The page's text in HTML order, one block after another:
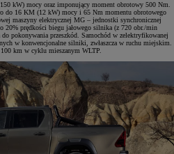
kW) mocy oraz imponujący moment obrotowy 500 Nm.
do 16 KM (12 kW) mocy i 65 Nm momentu obrotowego
maszyny elektrycznej MG – jednostki synchronicznej
20% prędkości biegu jałowego silnika (z 720 obr./min
pokonywania przeszkód. Samochód w zelektryfikowanej
w konwencjonalne silniki, zwłaszcza w ruchu miejskim.
km w cyklu mieszanym WLTP.